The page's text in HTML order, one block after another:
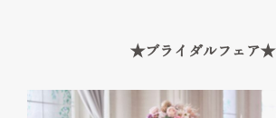
ウェディングレポート
口コミランキング
★ブライダルフェア★